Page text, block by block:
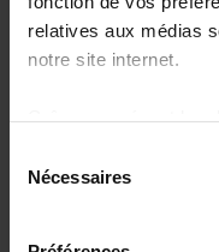
relatives aux médias
notre site internet.
à l’exception des
fonctionnement du
cookies est
Nécessaires
Thank you for